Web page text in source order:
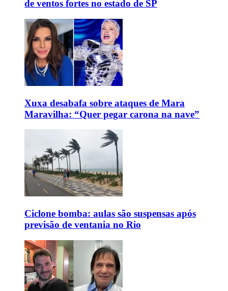
de ventos fortes no estado de SP
Xuxa desabafa sobre ataques de Mara
Maravilha: “Quer pegar carona na nave”
Ciclone bomba: aulas são suspensas após
previsão de ventania no Rio